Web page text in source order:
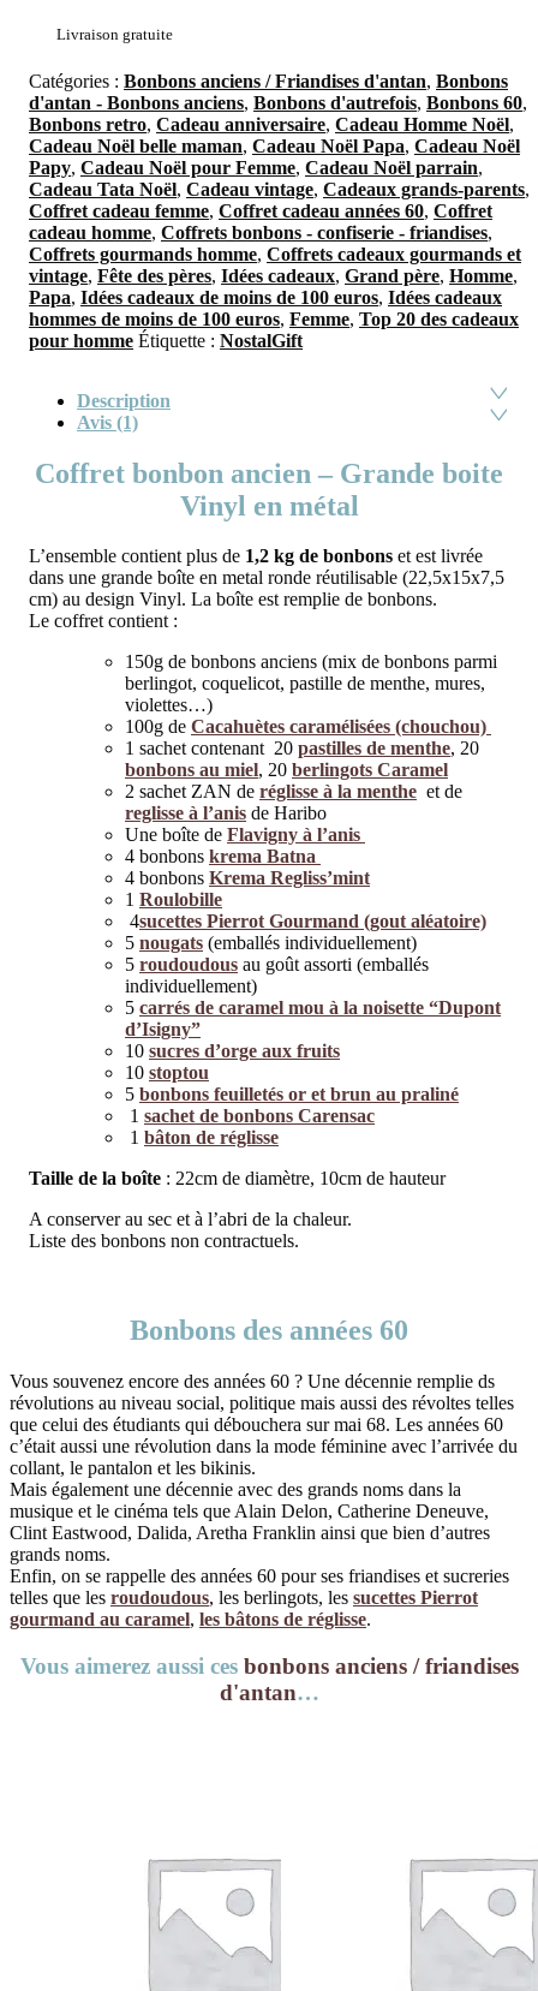
Livraison gratuite
Catégories : Bonbons anciens / Friandises d'antan, Bonbons
d'antan - Bonbons anciens, Bonbons d'autrefois, Bonbons 60,
Bonbons retro, Cadeau anniversaire, Cadeau Homme Noël,
Cadeau Noël belle maman, Cadeau Noël Papa, Cadeau Noël
Papy, Cadeau Noël pour Femme, Cadeau Noël parrain,
Cadeau Tata Noël, Cadeau vintage, Cadeaux grands-parents,
Coffret cadeau femme, Coffret cadeau années 60, Coffret
cadeau homme, Coffrets bonbons - confiserie - friandises,
Coffrets gourmands homme, Coffrets cadeaux gourmands et
vintage, Fête des pères, Idées cadeaux, Grand père, Homme,
Papa, Idées cadeaux de moins de 100 euros, Idées cadeaux
hommes de moins de 100 euros, Femme, Top 20 des cadeaux
pour homme Étiquette : NostalGift
Description
Avis (1)
Coffret bonbon ancien – Grande boite
Vinyl en métal
L’ensemble contient plus de 1,2 kg de bonbons et est livrée
dans une grande boîte en metal ronde réutilisable (22,5x15x7,5
cm) au design Vinyl. La boîte est remplie de bonbons.
Le coffret contient :
150g de bonbons anciens (mix de bonbons parmi
berlingot, coquelicot, pastille de menthe, mures,
violettes…)
100g de Cacahuètes caramélisées (chouchou)
1 sachet contenant 20 pastilles de menthe, 20
bonbons au miel, 20 berlingots Caramel
2 sachet ZAN de réglisse à la menthe et de
reglisse à l’anis de Haribo
Une boîte de Flavigny à l’anis
4 bonbons krema Batna
4 bonbons Krema Regliss’mint
1 Roulobille
4sucettes Pierrot Gourmand (gout aléatoire)
5 nougats (emballés individuellement)
5 roudoudous au goût assorti (emballés
individuellement)
5 carrés de caramel mou à la noisette “Dupont
d’Isigny”
10 sucres d’orge aux fruits
10 stoptou
5 bonbons feuilletés or et brun au praliné
1 sachet de bonbons Carensac
1 bâton de réglisse
Taille de la boîte : 22cm de diamètre, 10cm de hauteur
A conserver au sec et à l’abri de la chaleur.
Liste des bonbons non contractuels.
Bonbons des années 60
Vous souvenez encore des années 60 ? Une décennie remplie ds
révolutions au niveau social, politique mais aussi des révoltes telles
que celui des étudiants qui débouchera sur mai 68. Les années 60
c’était aussi une révolution dans la mode féminine avec l’arrivée du
collant, le pantalon et les bikinis.
Mais également une décennie avec des grands noms dans la
musique et le cinéma tels que Alain Delon, Catherine Deneuve,
Clint Eastwood, Dalida, Aretha Franklin ainsi que bien d’autres
grands noms.
Enfin, on se rappelle des années 60 pour ses friandises et sucreries
telles que les roudoudous, les berlingots, les sucettes Pierrot
gourmand au caramel, les bâtons de réglisse.
Vous aimerez aussi ces bonbons anciens / friandises
d'antan…